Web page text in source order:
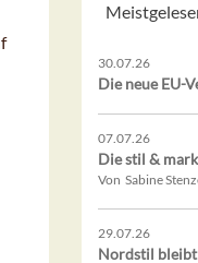
30.07.26
Die neue EU-
07.07.26
Die stil &
Von Sabine
29.07.26
Nordstil